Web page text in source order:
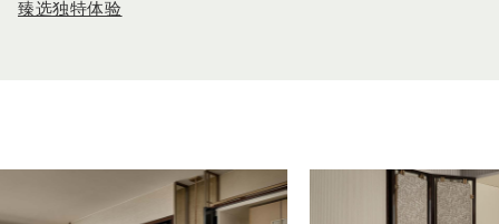
臻选独特体验